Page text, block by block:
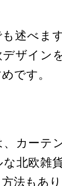
述べま
デザイン
です。
カーテ
な北欧雑
法もあり